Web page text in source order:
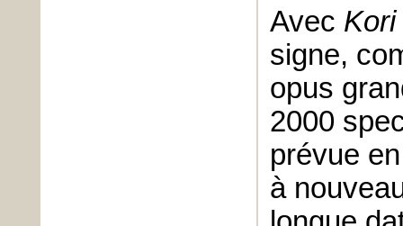
Avec
signe,
opus
2000
prévue
à